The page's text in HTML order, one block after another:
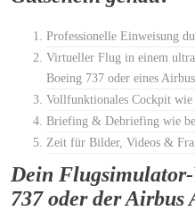
Professionelle Einweisung
Virtueller Flug in einem
Boeing 737 oder eines
Vollfunktionales Cockpit wie
Briefing & Debriefing wie
Zeit für Bilder, Videos &
Dein
737 oder der Airbus